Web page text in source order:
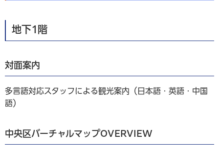
地下1階
対面案内
多言語対応スタッフによる観光案内（日本語・英語・中国
語）
中央区バーチャルマップOVERVIEW